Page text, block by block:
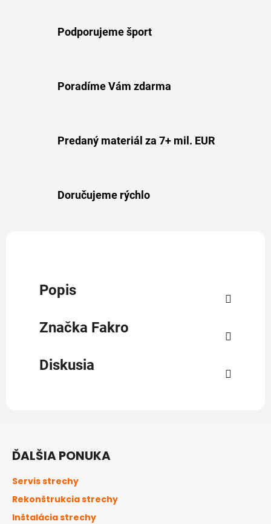
Podporujeme šport
Poradíme Vám zdarma
Predaný materiál za 7+ mil. EUR
Doručujeme rýchlo
Popis
Značka Fakro
Diskusia
ĎALŠIA PONUKA
Servis strechy
Rekonštrukcia strechy
Inštalácia strechy